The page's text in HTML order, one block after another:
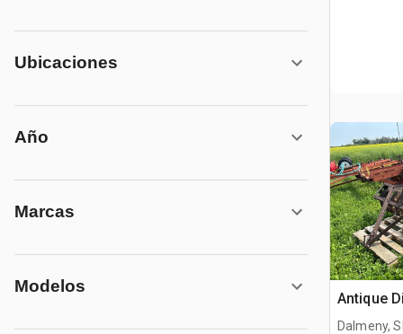
Ubicaciones
Año
Marcas
Modelos
Antique
Dalmeny,